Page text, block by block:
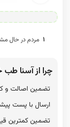
1 مردم در حال
چرا از آسنا طب
تضمین اصالت و
ارسال با پست
تضمین کمترین